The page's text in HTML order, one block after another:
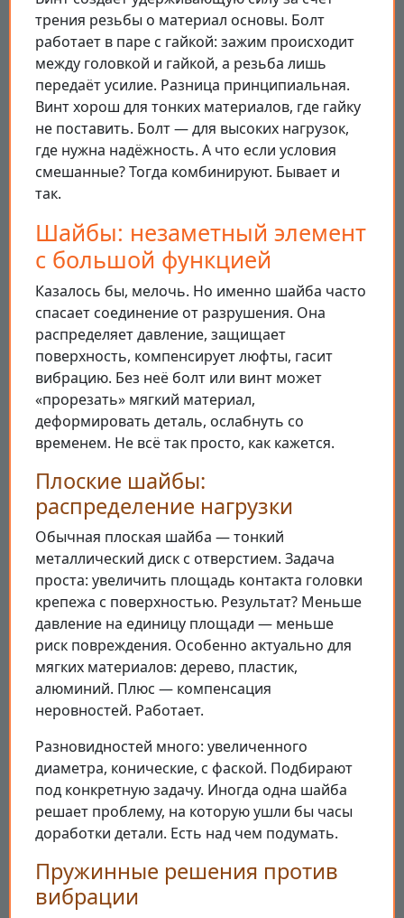
трения резьбы о материал основы. Болт
работает в паре с гайкой: зажим происходит
между головкой и гайкой, а резьба лишь
передаёт усилие. Разница принципиальная.
Винт хорош для тонких материалов, где гайку
не поставить. Болт — для высоких нагрузок,
где нужна надёжность. А что если условия
смешанные? Тогда комбинируют. Бывает и
так.
Шайбы: незаметный элемент
с большой функцией
Казалось бы, мелочь. Но именно шайба часто
спасает соединение от разрушения. Она
распределяет давление, защищает
поверхность, компенсирует люфты, гасит
вибрацию. Без неё болт или винт может
«прорезать» мягкий материал,
деформировать деталь, ослабнуть со
временем. Не всё так просто, как кажется.
Плоские шайбы:
распределение нагрузки
Обычная плоская шайба — тонкий
металлический диск с отверстием. Задача
проста: увеличить площадь контакта головки
крепежа с поверхностью. Результат? Меньше
давление на единицу площади — меньше
риск повреждения. Особенно актуально для
мягких материалов: дерево, пластик,
алюминий. Плюс — компенсация
неровностей. Работает.
Разновидностей много: увеличенного
диаметра, конические, с фаской. Подбирают
под конкретную задачу. Иногда одна шайба
решает проблему, на которую ушли бы часы
доработки детали. Есть над чем подумать.
Пружинные решения против
вибрации